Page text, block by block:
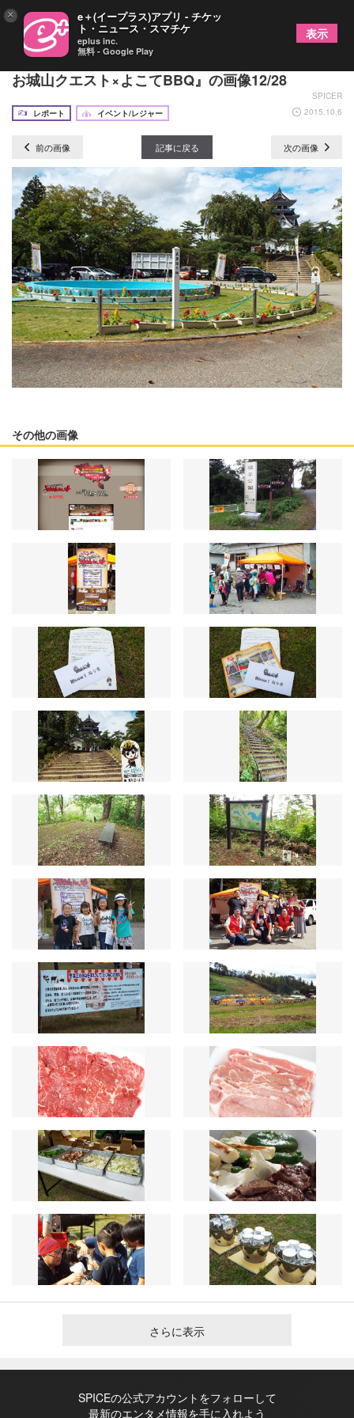
ローカル色あふれるご当地イベント『よこて冒険王
お城山クエスト×よこてBBQ』の画像12/28
SPICER
レポート
イベント/レジャー 2015.10.6
前の画像 記事に戻る 次の画像
その他の画像
さらに表示
SPICEの公式アカウントをフォローして
最新のエンタメ情報を手に入れよう
× e＋(イープラス)アプリ - チケッ
ト・ニュース・スマチケ
eplus inc.
無料 - Google Play
表示